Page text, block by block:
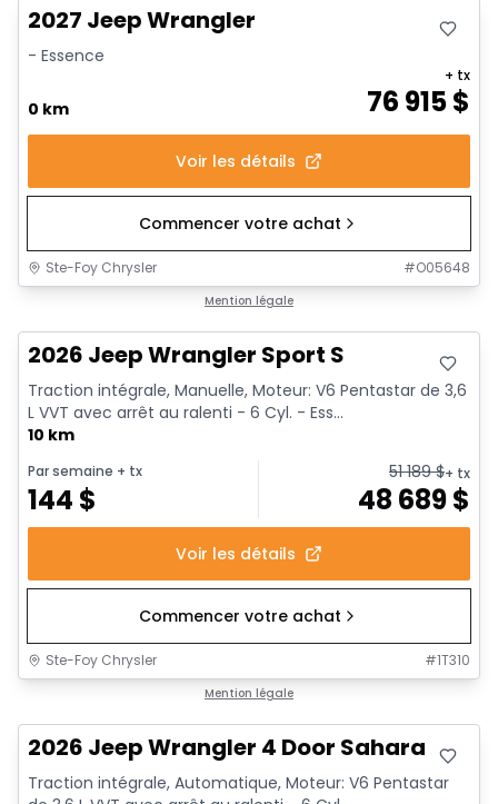
2027 Jeep Wrangler
- Essence
0 km 76 915$
+ tx
Voir les détails
Commencer votre achat
Ste-Foy Chrysler #O05648
Mention légale
2026 Jeep Wrangler Sport S
Traction intégrale, Manuelle, Moteur: V6 Pentastar de 3,6
L VVT avec arrêt au ralenti - 6 Cyl. - Ess...
10 km
Par semaine + tx
144 $
51 189$+ tx
48 689$
Voir les détails
Commencer votre achat
Ste-Foy Chrysler #1T310
Mention légale
2026 Jeep Wrangler 4 Door Sahara
Traction intégrale, Automatique, Moteur: V6 Pentastar